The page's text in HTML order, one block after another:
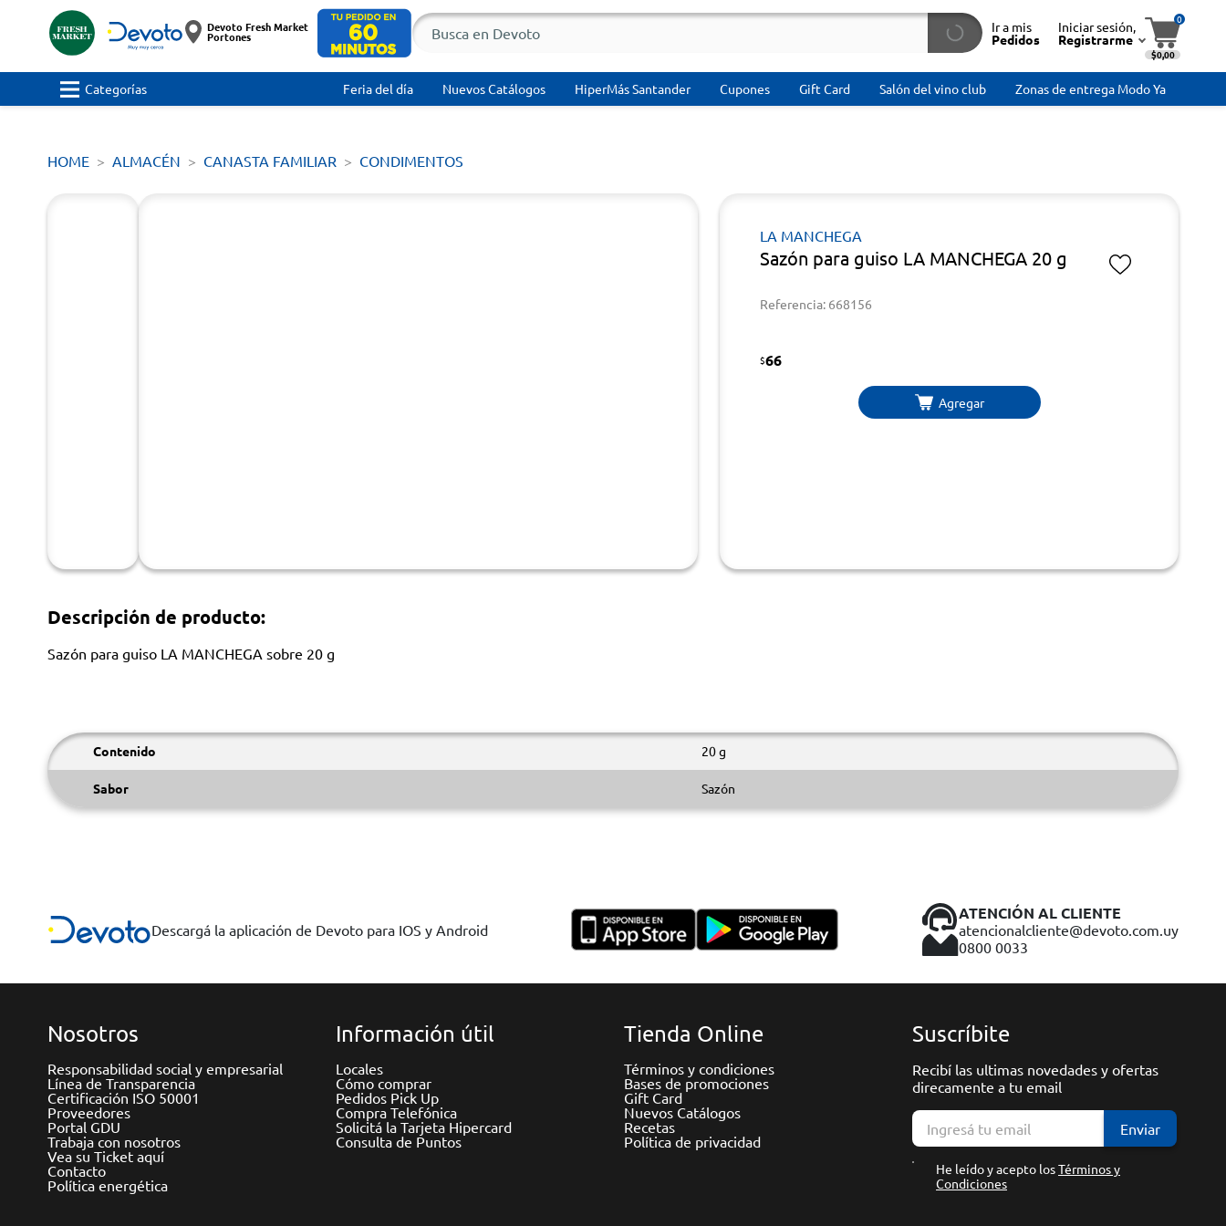
Devoto Fresh Market
Portones
Ir a mis
Pedidos
Iniciar sesión,
Registrarme
0
$0,00
Categorías Feria del día Nuevos Catálogos HiperMás Santander Cupones Gift Card Salón del vino club Zonas de entrega Modo Ya
HOME ALMACÉN CANASTA FAMILIAR CONDIMENTOS
LA MANCHEGA
Sazón para guiso LA MANCHEGA 20 g
Referencia: 668156
$66
Agregar
Descripción de producto:
Sazón para guiso LA MANCHEGA sobre 20 g
Contenido 20 g
Sabor Sazón
Descargá la aplicación de Devoto para IOS y Android
ATENCIÓN AL CLIENTE
atencionalcliente@devoto.com.uy
0800 0033
Nosotros
Responsabilidad social y empresarial
Línea de Transparencia
Certificación ISO 50001
Proveedores
Portal GDU
Trabaja con nosotros
Vea su Ticket aquí
Contacto
Política energética
Información útil
Locales
Cómo comprar
Pedidos Pick Up
Compra Telefónica
Solicitá la Tarjeta Hipercard
Consulta de Puntos
Tienda Online
Términos y condiciones
Bases de promociones
Gift Card
Nuevos Catálogos
Recetas
Política de privacidad
Suscríbite
Recibí las ultimas novedades y ofertas
direcamente a tu email
Enviar
He leído y acepto losTérminos y
Condiciones